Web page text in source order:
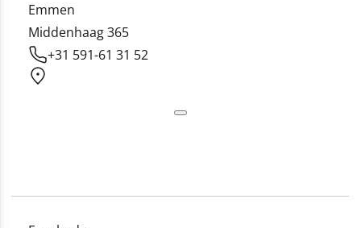
Emmen
Middenhaag 365
+31 591-61 31 52